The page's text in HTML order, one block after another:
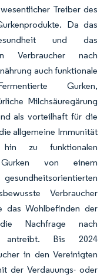
Treiber des
Da das
und das
Verbraucher nach
auch funktionale
Gurken,
Milchsäuregärung
als vorteilhaft für die
allgemeine Immunität
hin zu funktionalen
Gurken von einem
Verbraucher
das Wohlbefinden der
Nachfrage nach
antreibt. Bis 2024
in den Vereinigten
der Verdauungs- oder